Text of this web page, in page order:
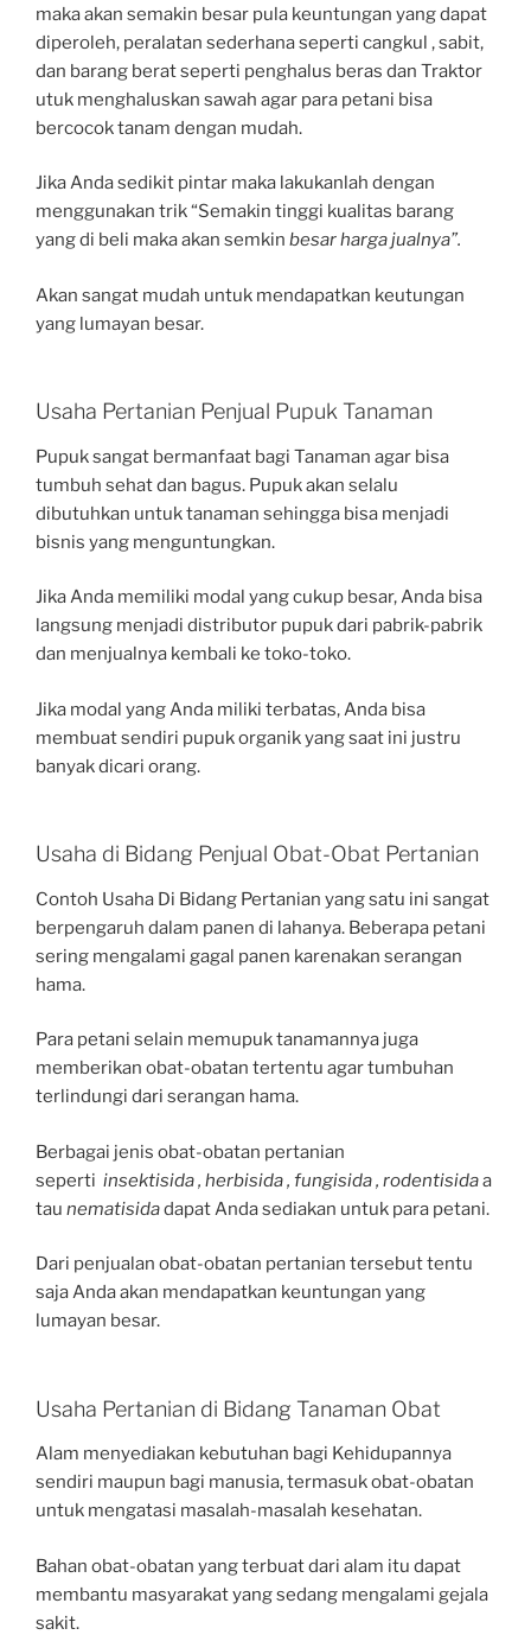
maka akan semakin besar pula keuntungan yang dapat
diperoleh, peralatan sederhana seperti cangkul , sabit,
dan barang berat seperti penghalus beras dan Traktor
utuk menghaluskan sawah agar para petani bisa
bercocok tanam dengan mudah.
Jika Anda sedikit pintar maka lakukanlah dengan
menggunakan trik “Semakin tinggi kualitas barang
yang di beli maka akan semkin besar harga jualnya”.
Akan sangat mudah untuk mendapatkan keutungan
yang lumayan besar.
Usaha Pertanian Penjual Pupuk Tanaman
Pupuk sangat bermanfaat bagi Tanaman agar bisa
tumbuh sehat dan bagus. Pupuk akan selalu
dibutuhkan untuk tanaman sehingga bisa menjadi
bisnis yang menguntungkan.
Jika Anda memiliki modal yang cukup besar, Anda bisa
langsung menjadi distributor pupuk dari pabrik-pabrik
dan menjualnya kembali ke toko-toko.
Jika modal yang Anda miliki terbatas, Anda bisa
membuat sendiri pupuk organik yang saat ini justru
banyak dicari orang.
Usaha di Bidang Penjual Obat-Obat Pertanian
Contoh Usaha Di Bidang Pertanian yang satu ini sangat
berpengaruh dalam panen di lahanya. Beberapa petani
sering mengalami gagal panen karenakan serangan
hama.
Para petani selain memupuk tanamannya juga
memberikan obat-obatan tertentu agar tumbuhan
terlindungi dari serangan hama.
Berbagai jenis obat-obatan pertanian
seperti insektisida , herbisida , fungisida , rodentisidaa
tau nematisidadapat Anda sediakan untuk para petani.
Dari penjualan obat-obatan pertanian tersebut tentu
saja Anda akan mendapatkan keuntungan yang
lumayan besar.
Usaha Pertanian di Bidang Tanaman Obat
Alam menyediakan kebutuhan bagi Kehidupannya
sendiri maupun bagi manusia, termasuk obat-obatan
untuk mengatasi masalah-masalah kesehatan.
Bahan obat-obatan yang terbuat dari alam itu dapat
membantu masyarakat yang sedang mengalami gejala
sakit.